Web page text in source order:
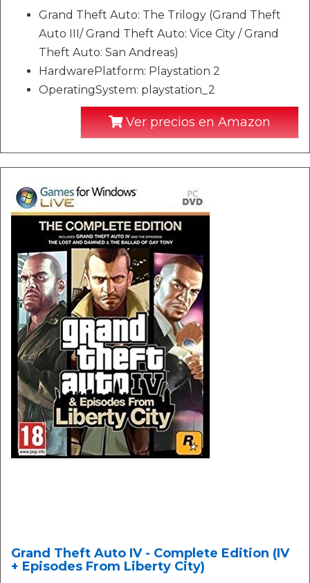
Grand Theft Auto: The Trilogy (Grand Theft
Auto III/ Grand Theft Auto: Vice City / Grand
Theft Auto: San Andreas)
HardwarePlatform: Playstation 2
OperatingSystem: playstation_2
Ver precios en Amazon
Grand Theft Auto IV - Complete Edition (IV
+ Episodes From Liberty City)